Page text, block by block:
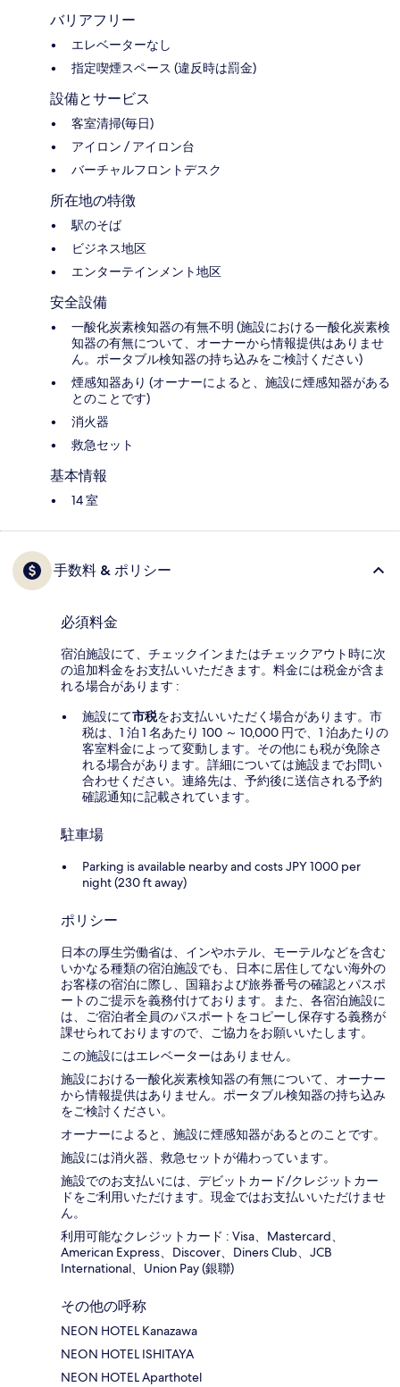
バリアフリー
エレベーターなし
指定喫煙スペース (違反時は罰金)
設備とサービス
客室清掃(毎日)
アイロン / アイロン台
バーチャルフロントデスク
所在地の特徴
駅のそば
ビジネス地区
エンターテインメント地区
安全設備
一酸化炭素検知器の有無不明 (施設における一酸化炭素検
知器の有無について、オーナーから情報提供はありませ
ん。ポータブル検知器の持ち込みをご検討ください)
煙感知器あり (オーナーによると、施設に煙感知器がある
とのことです)
消火器
救急セット
基本情報
14 室
手数料 & ポリシー
必須料金
宿泊施設にて、チェックインまたはチェックアウト時に次
の追加料金をお支払いいただきます。料金には税金が含ま
れる場合があります :
施設にて市税をお支払いいただく場合があります。市
税は、1 泊 1 名あたり 100 ～ 10,000 円で、1 泊あたりの
客室料金によって変動します。その他にも税が免除さ
れる場合があります。詳細については施設までお問い
合わせください。連絡先は、予約後に送信される予約
確認通知に記載されています。
駐車場
Parking is available nearby and costs JPY 1000 per
night (230 ft away)
ポリシー
日本の厚生労働省は、インやホテル、モーテルなどを含む
いかなる種類の宿泊施設でも、日本に​居住してない海外の
お客様の宿泊に際し、国籍および旅券番号の確認とパスポ
ートのご提示を義務付け​ております。また、各宿泊施設に
は、ご宿泊者全員のパスポートをコピーし保存する義務が
課せられておりますの​で、ご協力をお願いいたします。
この施設にはエレベーターはありません。
施設における一酸化炭素検知器の有無について、オーナー
から情報提供はありません。ポータブル検知器の持ち込み
をご検討ください。
オーナーによると、施設に煙感知器があるとのことです。
施設には消火器、救急セットが備わっています。
施設でのお支払いには、デビットカード/クレジットカー
ドをご利用いただけます。現金ではお支払いいただけませ
ん。
利用可能なクレジットカード : Visa、Mastercard、
American Express、Discover、Diners Club、JCB
International、Union Pay (銀聯)
その他の呼称
NEON HOTEL Kanazawa
NEON HOTEL ISHITAYA
NEON HOTEL Aparthotel